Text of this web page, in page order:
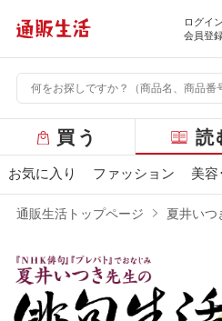
ログイ
会員登
ー
バ
買う 読
お気に入り ファッション 美容
通販生活トップページ 夏井いつ